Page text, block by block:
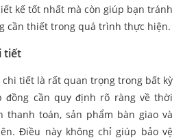
kế tốt nhất mà còn giúp bạn tránh
cần thiết trong quá trình thực hiện.
tiết
tiết là rất quan trọng trong bất kỳ
đồng cần quy định rõ ràng về thời
thanh toán, sản phẩm bàn giao và
Điều này không chỉ giúp bảo vệ